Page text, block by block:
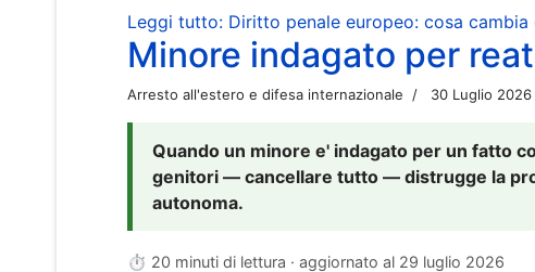
Leggi tutto: Diritto penale europeo: cosa cambia
Minore indagato per
Arresto all'estero e difesa internazionale 30 Luglio 2026
Quando un minore e' indagato per un fatto
genitori — cancellare tutto — distrugge la
autonoma.
⏱ 20 minuti di lettura · aggiornato al 29 luglio 2026